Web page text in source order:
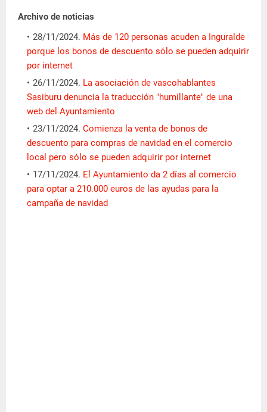
Archivo de noticias
28/11/2024. Más de 120 personas acuden a Inguralde
porque los bonos de descuento sólo se pueden adquirir
por internet
26/11/2024. La asociación de vascohablantes
Sasiburu denuncia la traducción "humillante" de una
web del Ayuntamiento
23/11/2024. Comienza la venta de bonos de
descuento para compras de navidad en el comercio
local pero sólo se pueden adquirir por internet
17/11/2024. El Ayuntamiento da 2 días al comercio
para optar a 210.000 euros de las ayudas para la
campaña de navidad